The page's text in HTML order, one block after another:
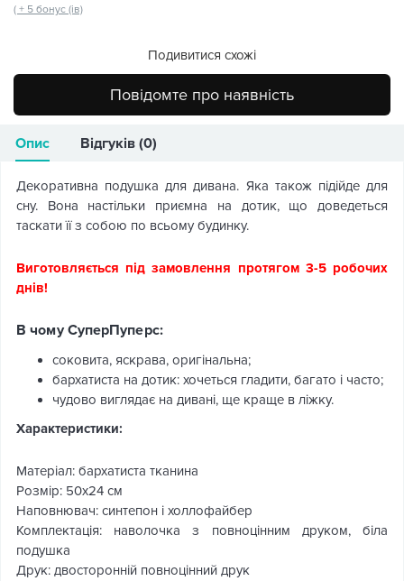
( + 5 бонус (ів)
Подивитися схожі
Повідомте про наявність
Опис Відгуків (0)
Декоративна подушка для дивана. Яка також підійде для
сну. Вона настільки приємна на дотик, що доведеться
таскати її з собою по всьому будинку.
Виготовляється під замовлення протягом 3-5 робочих
днів!
В чому СуперПуперс:
соковита, яскрава, оригінальна;
бархатиста на дотик: хочеться гладити, багато і часто;
чудово виглядає на дивані, ще краще в ліжку.
Характеристики:
Матеріал: бархатиста тканина
Розмір: 50х24 см
Наповнювач: синтепон і холлофайбер
Комплектація: наволочка з повноцінним друком, біла
подушка
Друк: двосторонній повноцінний друк